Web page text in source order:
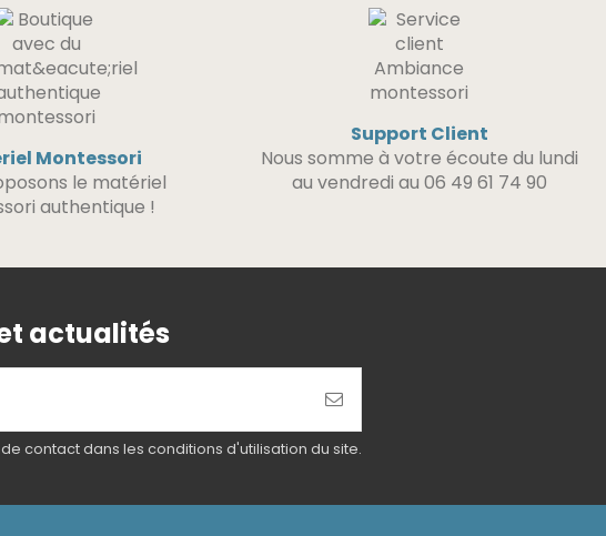
Montessori
le matériel
authentique !
Support Client
Nous somme à votre écoute du lundi
au vendredi au 06 49 61 74 90
actualités
contact dans les conditions d'utilisation du site.